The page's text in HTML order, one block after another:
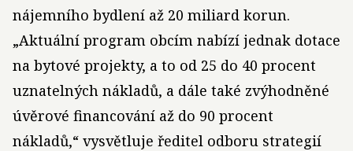
nájemního bydlení až 20 miliard korun.
„Aktuální program obcím nabízí jednak dotace
na bytové projekty, a to od 25 do 40 procent
uznatelných nákladů, a dále také zvýhodněné
úvěrové financování až do 90 procent
nákladů,“ vysvětluje ředitel odboru strategií